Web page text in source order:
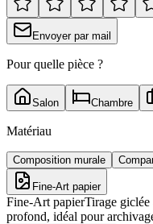
Envoyer par mail
Pour quelle pièce ?
Salon Chambre
Matériau
Composition murale
Fine-Art papier
Fine-Art papierTirage giclée
profond, idéal pour